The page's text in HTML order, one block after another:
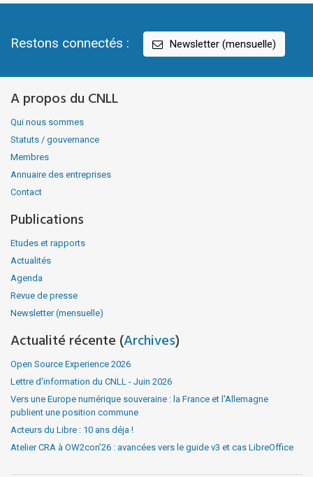
Restons connectés : Newsletter (mensuelle)
A propos du CNLL
Qui nous sommes
Statuts / gouvernance
Membres
Annuaire des entreprises
Contact
Publications
Etudes et rapports
Actualités
Agenda
Revue de presse
Newsletter (mensuelle)
Actualité récente (Archives)
Open Source Experience 2026
Lettre d'information du CNLL - Juin 2026
Vers une Europe numérique souveraine : la France et l'Allemagne
publient une position commune
Acteurs du Libre : 10 ans déja !
Atelier CRA à OW2con’26 : avancées vers le guide v3 et cas LibreOffice